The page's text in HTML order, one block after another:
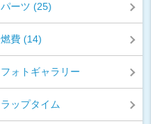
パーツ (25)
燃費 (14)
フォトギャラリー
ラップタイム